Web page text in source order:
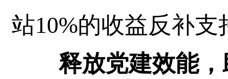
站10%的收益反补
释放党建效能，